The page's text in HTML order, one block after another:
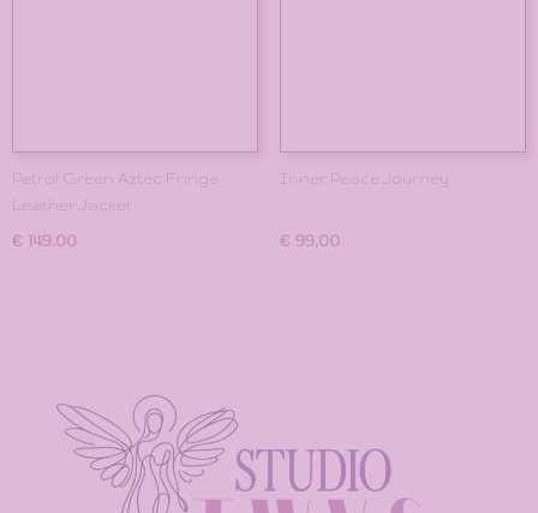
Petrol Green Aztec Fringe
Leather Jacket
€ 149,00
Inner Peace Journey
€ 99,00